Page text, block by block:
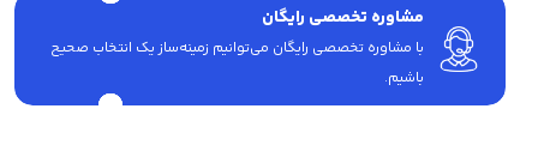
مشاوره تخصصی رایگان
با مشاوره تخصصی رایگان می‌توانیم زمینه‌ساز یک انتخاب صحیح
باشیم.